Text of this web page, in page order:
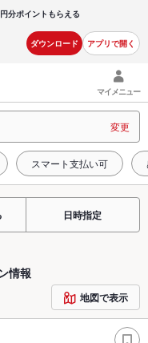
分ポイントもらえる
ダウンロード アプリで開く
マイメニュー
変更
スマート支払い可
日時指定
情報
地図で表示